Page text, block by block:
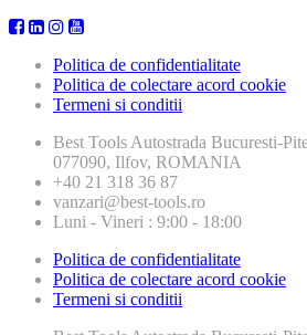
Politica de confidentialitate
Politica de colectare acord cookie
Termeni si conditii
Best Tools Autostrada Bucuresti-
077090, Ilfov, ROMANIA
+40 21 318 36 87
vanzari@best-tools.ro
Luni - Vineri : 9:00 - 18:00
Politica de confidentialitate
Politica de colectare acord cookie
Termeni si conditii